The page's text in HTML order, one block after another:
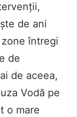
de ani
întregi
de
de aceea,
Vodă pe
o mare